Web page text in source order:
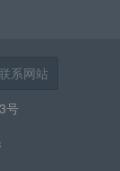
系网站
号